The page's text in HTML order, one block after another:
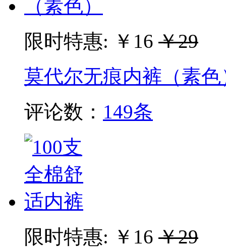
限时特惠: ￥16 ￥29
莫代尔无痕内裤（素色
评论数： 149条
限时特惠: ￥16 ￥29